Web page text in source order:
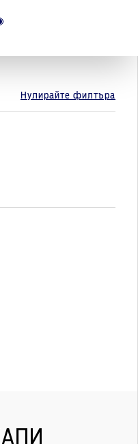
Нулирайте филтъра